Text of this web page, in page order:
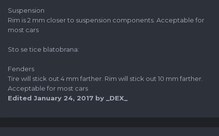
Suspension
Rim is 2 mm closer to suspension components. Acceptable for
most cars
Sto se tice blatobrana:
Fenders
Tire will stick out 4 mm farther. Rim will stick out 10 mm farther.
Acceptable for most cars
Edited January 24, 2017 by _DEX_